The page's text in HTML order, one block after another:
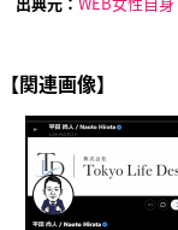
【関連画像】